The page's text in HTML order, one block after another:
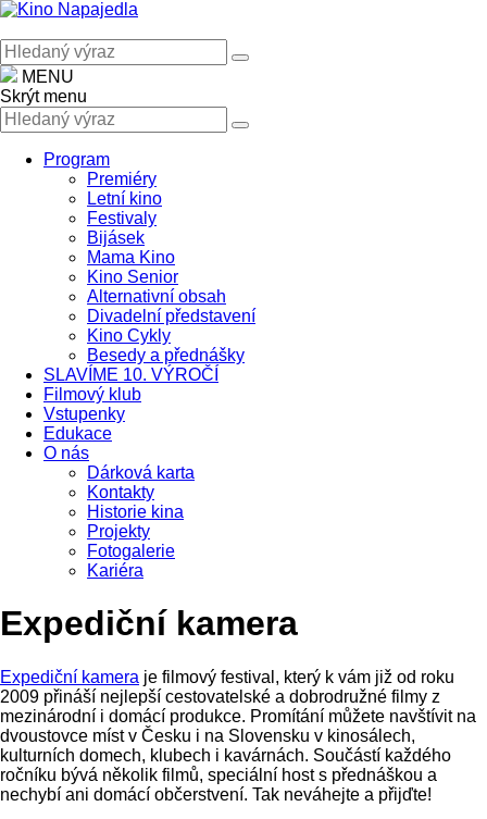
MENU
Skrýt menu
Program
Premiéry
Letní kino
Festivaly
Bijásek
Mama Kino
Kino Senior
Alternativní obsah
Divadelní představení
Kino Cykly
Besedy a přednášky
SLAVÍME 10. VÝROČÍ
Filmový klub
Vstupenky
Edukace
O nás
Dárková karta
Kontakty
Historie kina
Projekty
Fotogalerie
Kariéra
Expediční kamera
Expediční kamera je filmový festival, který k vám již od roku
2009 přináší nejlepší cestovatelské a dobrodružné filmy z
mezinárodní i domácí produkce. Promítání můžete navštívit na
dvoustovce míst v Česku i na Slovensku v kinosálech,
kulturních domech, klubech i kavárnách. Součástí každého
ročníku bývá několik filmů, speciální host s přednáškou a
nechybí ani domácí občerstvení. Tak neváhejte a přijďte!